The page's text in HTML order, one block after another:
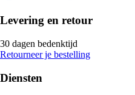
Levering en retour
30 dagen bedenktijd
Retourneer je bestelling
Diensten